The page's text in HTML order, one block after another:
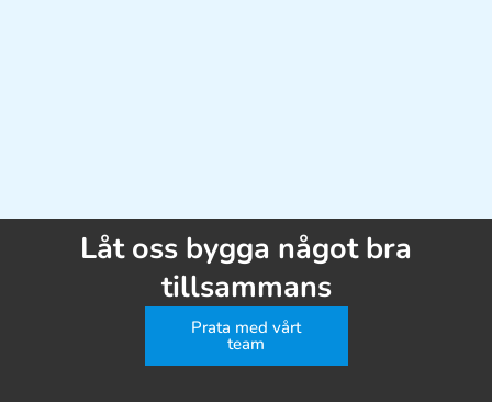
Låt oss bygga något bra
tillsammans
Prata med vårt
team